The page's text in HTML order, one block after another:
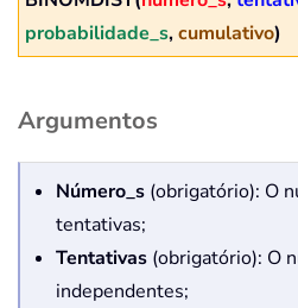
probabilidade_s,cumulativo)
Argumentos
Número_s (obrigatório): O
tentativas;
Tentativas (obrigatório): O
independentes;